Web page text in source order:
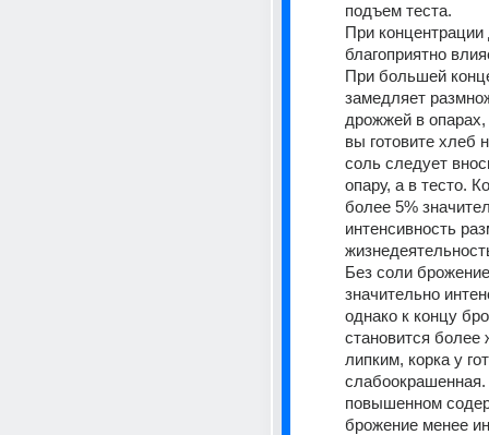
подъем теста.
При
благоприятно
При большей
замедляет
дрожжей в
вы готовите хлеб
соль следует
опару, а в тесто.
более 5%
интенсивность
Без соли
значительно
однако к концу
становится более
липким, корка у
повышенном
брожение менее